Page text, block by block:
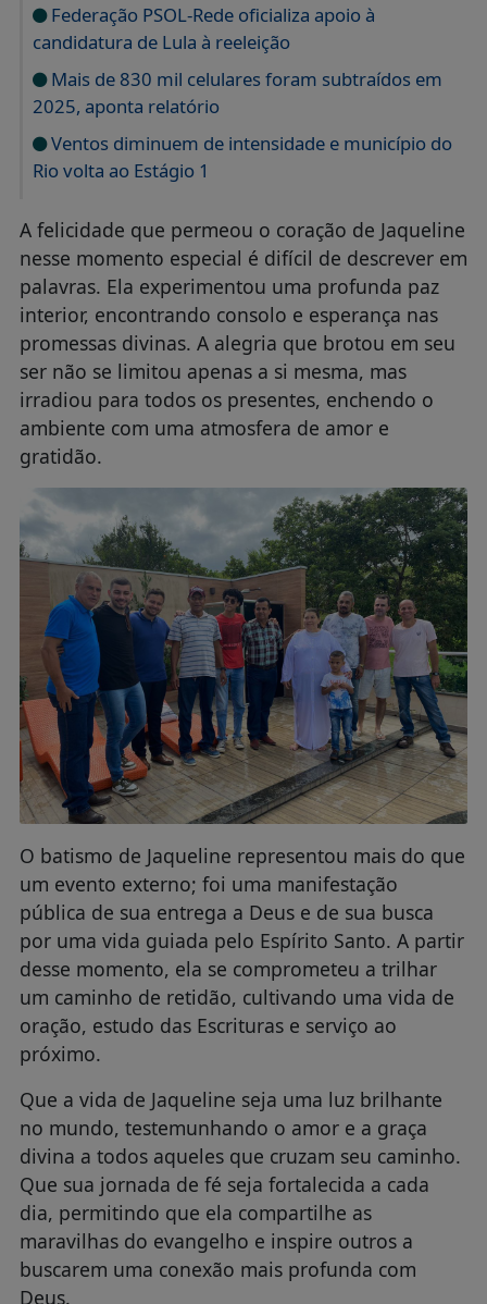
Federação PSOL-Rede oficializa apoio à
candidatura de Lula à reeleição
Mais de 830 mil celulares foram subtraídos em
2025, aponta relatório
Ventos diminuem de intensidade e município do
Rio volta ao Estágio 1
A felicidade que permeou o coração de Jaqueline
nesse momento especial é difícil de descrever em
palavras. Ela experimentou uma profunda paz
interior, encontrando consolo e esperança nas
promessas divinas. A alegria que brotou em seu
ser não se limitou apenas a si mesma, mas
irradiou para todos os presentes, enchendo o
ambiente com uma atmosfera de amor e
gratidão.
O batismo de Jaqueline representou mais do que
um evento externo; foi uma manifestação
pública de sua entrega a Deus e de sua busca
por uma vida guiada pelo Espírito Santo. A partir
desse momento, ela se comprometeu a trilhar
um caminho de retidão, cultivando uma vida de
oração, estudo das Escrituras e serviço ao
próximo.
Que a vida de Jaqueline seja uma luz brilhante
no mundo, testemunhando o amor e a graça
divina a todos aqueles que cruzam seu caminho.
Que sua jornada de fé seja fortalecida a cada
dia, permitindo que ela compartilhe as
maravilhas do evangelho e inspire outros a
buscarem uma conexão mais profunda com
Deus.